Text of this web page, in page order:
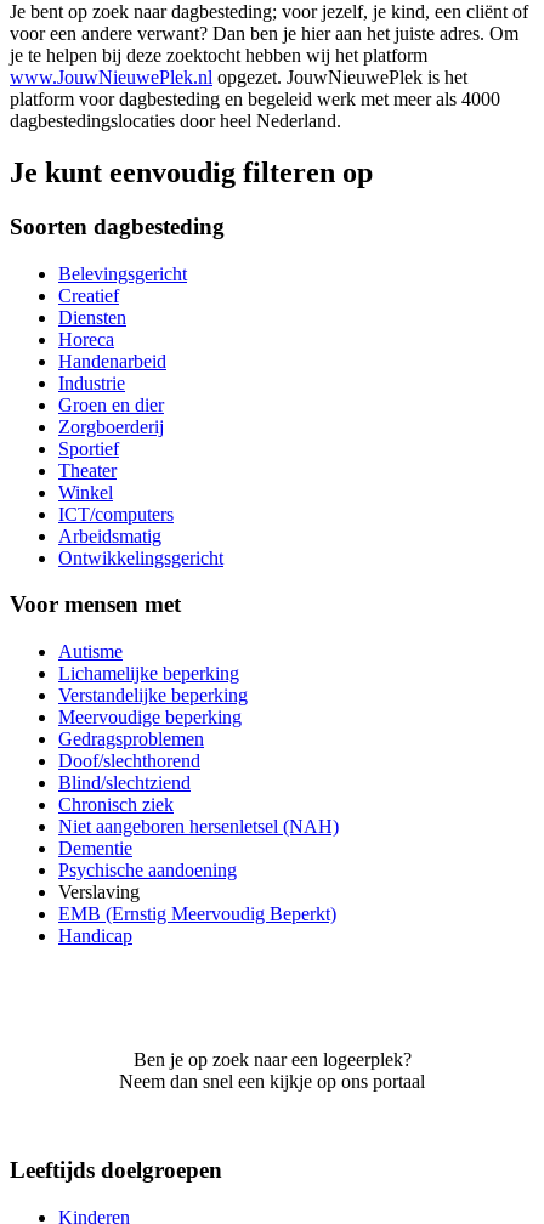
Je bent op zoek naar dagbesteding; voor jezelf, je kind, een cliënt of
voor een andere verwant? Dan ben je hier aan het juiste adres. Om
je te helpen bij deze zoektocht hebben wij het platform
www.JouwNieuwePlek.nl opgezet. JouwNieuwePlek is het
platform voor dagbesteding en begeleid werk met meer als 4000
dagbestedingslocaties door heel Nederland.
Je kunt eenvoudig filteren op
Soorten dagbesteding
Belevingsgericht
Creatief
Diensten
Horeca
Handenarbeid
Industrie
Groen en dier
Zorgboerderij
Sportief
Theater
Winkel
ICT/computers
Arbeidsmatig
Ontwikkelingsgericht
Voor mensen met
Autisme
Lichamelijke beperking
Verstandelijke beperking
Meervoudige beperking
Gedragsproblemen
Doof/slechthorend
Blind/slechtziend
Chronisch ziek
Niet aangeboren hersenletsel (NAH)
Dementie
Psychische aandoening
Verslaving
EMB (Ernstig Meervoudig Beperkt)
Handicap
Ben je op zoek naar een logeerplek?
Neem dan snel een kijkje op ons portaal
Leeftijds doelgroepen
Kinderen